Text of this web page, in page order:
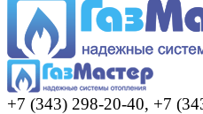
+7 (343) 298-20-40, +7